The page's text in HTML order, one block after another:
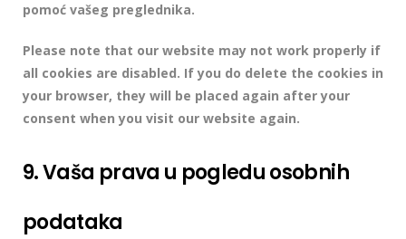
pomoć vašeg preglednika.
Please note that our website may not work properly if
all cookies are disabled. If you do delete the cookies in
your browser, they will be placed again after your
consent when you visit our website again.
9. Vaša prava u pogledu osobnih
podataka